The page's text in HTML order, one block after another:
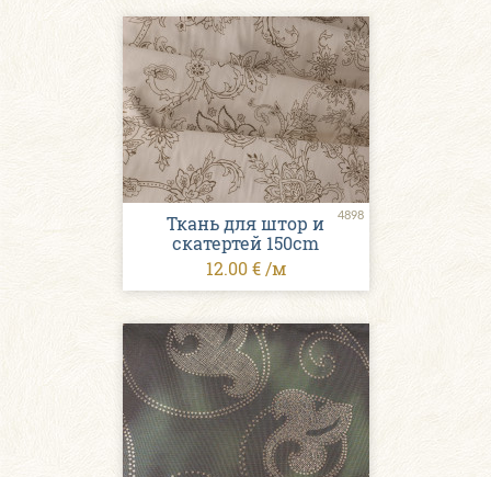
4898
Ткань для штор и
скатертей 150cm
12.00 € /м